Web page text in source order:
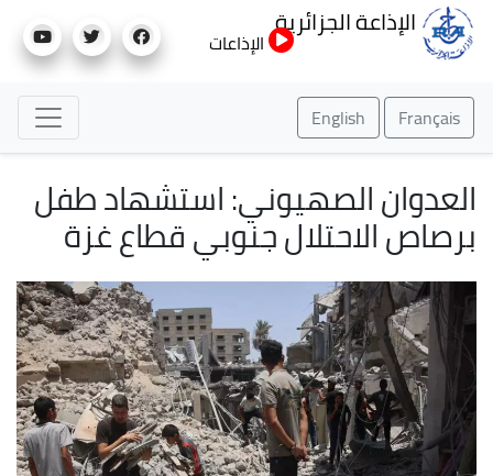
إلى
الإذاعة الجزائرية
الإذاعات
Français
English
العدوان الصهيوني: استشهاد طفل
برصاص الاحتلال جنوبي قطاع غزة